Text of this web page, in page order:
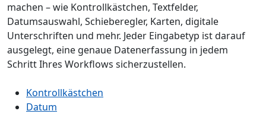
machen – wie Kontrollkästchen, Textfelder,
Datumsauswahl, Schieberegler, Karten, digitale
Unterschriften und mehr. Jeder Eingabetyp ist darauf
ausgelegt, eine genaue Datenerfassung in jedem
Schritt Ihres Workflows sicherzustellen.
Kontrollkästchen
Datum